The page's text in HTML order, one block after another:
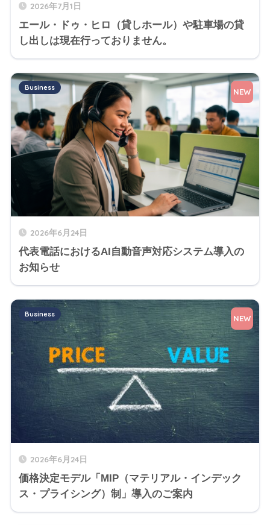
2026年7月1日
エール・ドゥ・ヒロ（貸しホール）や駐車場の貸
し出しは現在行っておりません。
2026年6月24日
代表電話におけるAI自動音声対応システム導入の
お知らせ
Business NEW
2026年6月24日
価格決定モデル「MIP（マテリアル・インデック
ス・プライシング）制」導入のご案内
Business NEW